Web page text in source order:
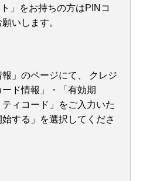
」をお持ちの方はPINコ
いします。
報」のページにて、 クレジ
ド情報」・「有効期
ィコード」をご入力いた
する」を選択してくださ